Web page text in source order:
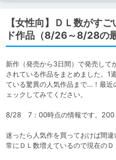
【女性向】ＤＬ数がす
ド作品（8/26～8/28
新作（発売から3日間）で発売して
されている作品をまとめました。1
ている驚異の人気作品まで…！最近
ェックしてみてください。
8/28　7：00時点の情報です。200
迷ったら人気作を買っておけば間違
常にＤＬ数増えているので現在のＤ